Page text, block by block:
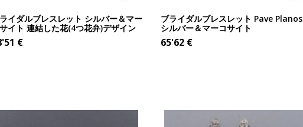
イダルブレスレット シルバー＆マー
イト 連結した花(4つ花弁)デザイン
€
ブライダルブレスレット Pave Planos
シルバー＆マーコサイト
65'62€